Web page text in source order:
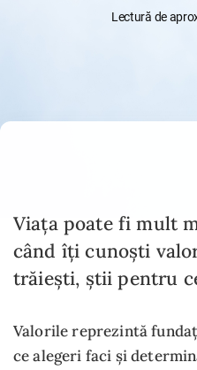
Lectură de
Viața poate fi mult
când îți cunoști
trăiești, știi pentru
Valorile reprezintă
ce alegeri faci și